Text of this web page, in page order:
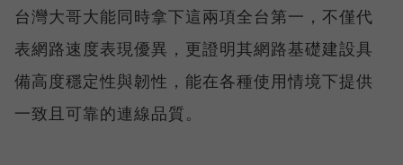
台灣大哥大能同時拿下這兩項全台第一，不僅代
表網路速度表現優異，更證明其網路基礎建設具
備高度穩定性與韌性，能在各種使用情境下提供
一致且可靠的連線品質。